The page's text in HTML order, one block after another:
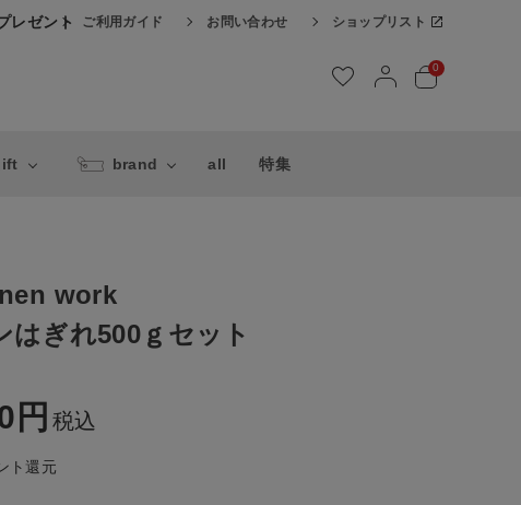
レゼント ご利用ガイド お問い合わせ ショップリスト
0
brand all 特集
work
はぎれ500ｇセット
税込
ト還元